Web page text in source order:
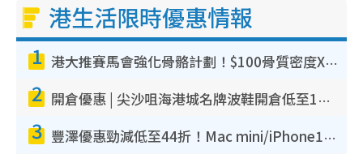
港生活限時優惠情報
1 港大推賽馬會強化骨骼計劃！$100骨質密度X光檢查 完成免費運動訓練送超市禮券！附參加資格
2 開倉優惠 | 尖沙咀海港城名牌波鞋開倉低至1折！On鞋$899起／Joy&Peace鞋履$98起
3 豐澤優惠勁減低至44折！Mac mini/iPhone17Pro大減價！廚房家電$220起